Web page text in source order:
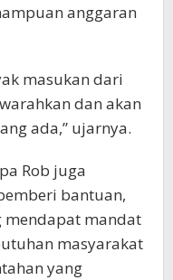
anggaran
masukan dari
dan akan
ada,” ujarnya.
Rob juga
bantuan,
mendapat mandat
masyarakat
yang